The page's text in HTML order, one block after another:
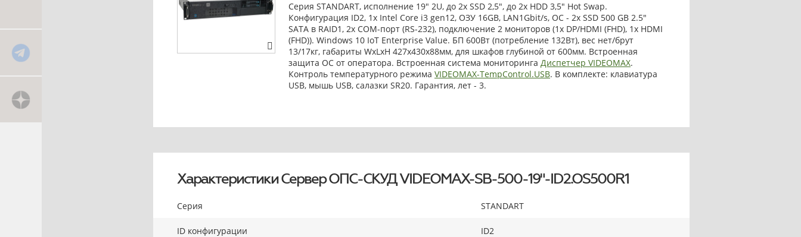
Серия STANDART, исполнение 19" 2U, до 2x SSD 2,5", до 2x HDD 3,5" Hot Swap.
Конфигурация ID2, 1x Intel Core i3 gen12, ОЗУ 16GB, LAN1Gbit/s, OС - 2x SSD 500 GB 2.5"
SATA в RAID1, 2x COM-порт (RS-232), подключение 2 мониторов (1x DP/HDMI (FHD), 1x HDMI
(FHD)). Windows 10 IoT Enterprise Value. БП 600Вт (потребление 132Вт), вес нет/брут
13/17кг, габариты WxLxH 427x430x88мм, для шкафов глубиной от 600мм. Встроенная
защита ОС от оператора. Встроенная система мониторинга Диспетчер VIDEOMAX.
Контроль температурного режима VIDEOMAX-TempControl.USB. В комплекте: клавиатура
USB, мышь USB, салазки SR20. Гарантия, лет - 3.
Характеристики Сервер ОПС-СКУД VIDEOMAX-SB-500-19"-ID2.OS500R1
Серия STANDART
ID конфигурации ID2